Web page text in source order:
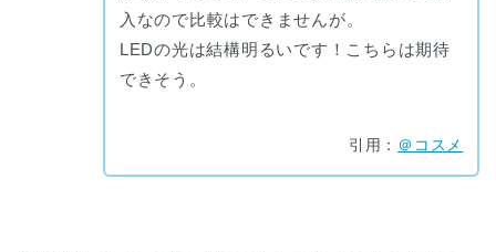
入なので比較はできませんが。
LEDの光は結構明るいです！こちらは期待
できそう。
引用： ＠コスメ